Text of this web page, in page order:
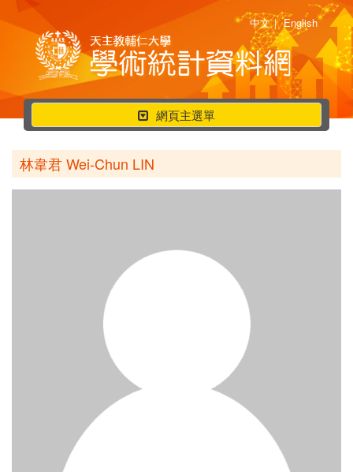
中文 | English
行
動
選
單
網頁主選單
林韋君 Wei-Chun LIN